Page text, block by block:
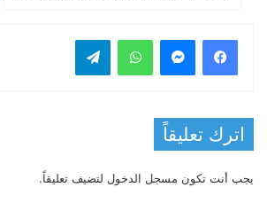
فيسبوك واتساب
اترك تعليقاً
يجب أنت تكون مسجل الدخول لتضيف تعليقاً.